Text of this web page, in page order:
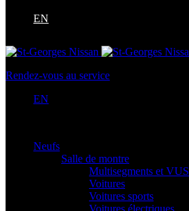
EN
Rendez-vous au service
EN
Neufs
Salle de montre
Multisegments et VUS
Voitures
Voitures sports
Voitures électriques